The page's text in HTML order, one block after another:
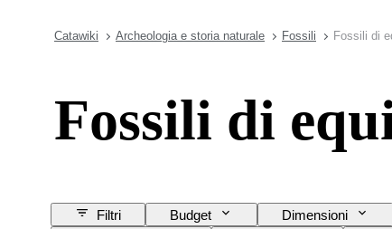
Catawiki Archeologia e storia naturale Fossili Fossili di
Fossili di
Filtri Budget Dimensioni